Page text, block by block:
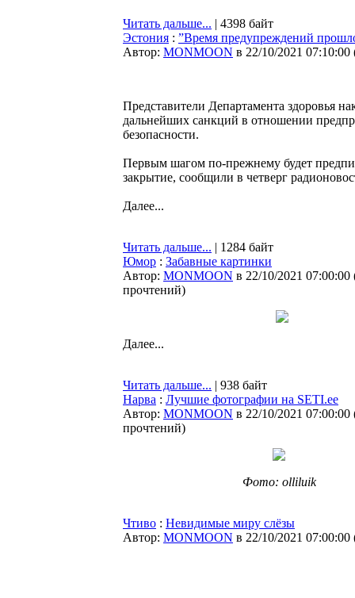
Читать дальше... | 4398 байт
Эстония : ”Время предупреждений
Автор: MONMOON в 22/10/2021 07:10:00
Представители Департамента здоровья
дальнейших санкций в отношении
безопасности.
Первым шагом по-прежнему будет
закрытие, сообщили в четверг
Далее...
Читать дальше... | 1284 байт
Юмор : Забавные картинки
Автор: MONMOON в 22/10/2021 07:00:00
прочтений)
Далее...
Читать дальше... | 938 байт
Нарва : Лучшие фотографии на SETI.ee
Автор: MONMOON в 22/10/2021 07:00:00
прочтений)
Фото: olliluik
Чтиво : Невидимые миру слёзы
Автор: MONMOON в 22/10/2021 07:00:00